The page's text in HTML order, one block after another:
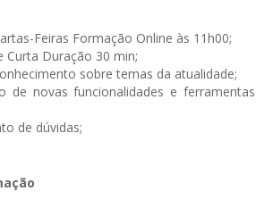
GESFeira
GESInventário
GESLicenciamento
Feiras Formação Online às 11h00;
Curta Duração 30 min;
sobre temas da atualidade;
de novas funcionalidades e ferramentas
de dúvidas;